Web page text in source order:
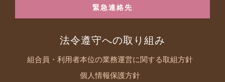
緊急連絡先
法令遵守への取り組み
組合員・利用者本位の業務運営に関する取組方針
個人情報保護方針